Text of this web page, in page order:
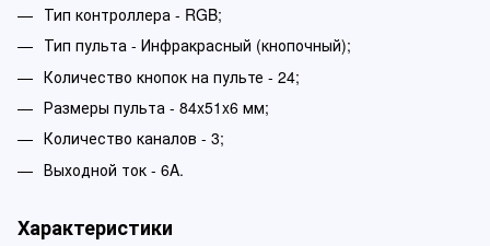
Тип контроллера - RGB;
Тип пульта - Инфракрасный (кнопочный);
Количество кнопок на пульте - 24;
Размеры пульта - 84x51x6 мм;
Количество каналов - 3;
Выходной ток - 6A.
Характеристики